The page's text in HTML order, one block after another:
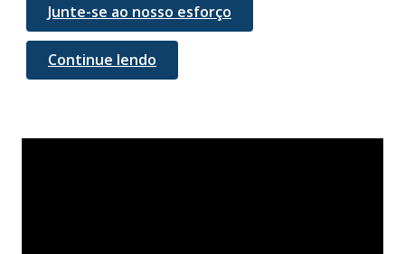
Junte-se ao nosso esforço
Continue lendo